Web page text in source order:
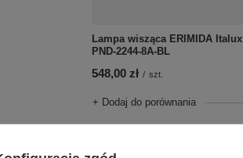
Lampa wisząca ERIMIDA Italux
PND-2244-8A-BL
548,00 zł / szt.
+ Dodaj do porównania
Ilość produktów